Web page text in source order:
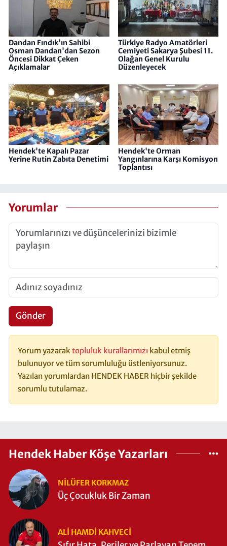
Dandan Fındık'ın Sahibi
Osman Dandan'dan Sezon
Öncesi Dikkat Çeken
Açıklamalar
Türkiye Radyo Amatörleri
Cemiyeti​​​​​​​ Sakarya Şubesi 11.
Olağan Genel Kurulu
Düzenleyecek
Hendek'te Kapalı Pazar
Yerine Rutin Zabıta Denetimi
Hendek'te Orman
Yangınlarına Karşı Komisyon
Toplantısı
Yorumlar
Gönder
Yorum yazarak topluluk kurallarımızı kabul etmiş
bulunuyor ve tüm sorumluluğu üstleniyorsunuz.
Yazılan yorumlardan HENDEK HABER hiçbir şekilde
sorumlu tutulamaz.
Hendek Haber Köşe Yazarları
NILÜFER KORKMAZ
Üç Çocukluk Bir Zaman
ALI HAMDI KAHVECİ